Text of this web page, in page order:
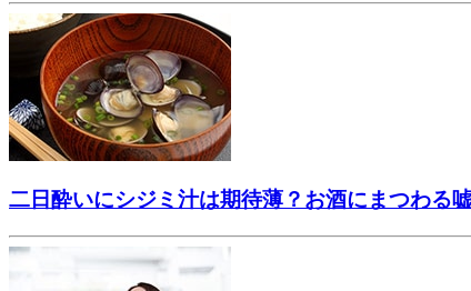
二日酔いにシジミ汁は期待薄？お酒にまつわる